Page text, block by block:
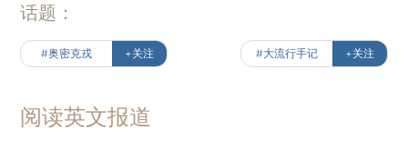
话题：
#奥密克戎 +关注 #大流行手记 +关注
阅读英文报道